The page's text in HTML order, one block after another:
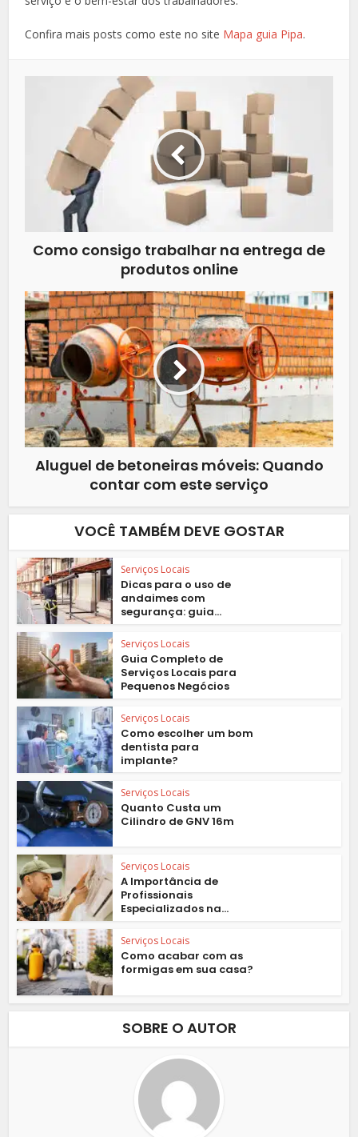
Confira mais posts como este no site Mapa guia Pipa.
Como consigo trabalhar na entrega de
produtos online
Aluguel de betoneiras móveis: Quando
contar com este serviço
VOCÊ TAMBÉM DEVE GOSTAR
Serviços Locais
Dicas para o uso de
andaimes com
segurança: guia...
Serviços Locais
Guia Completo de
Serviços Locais para
Pequenos Negócios
Serviços Locais
Como escolher um bom
dentista para
implante?
Serviços Locais
Quanto Custa um
Cilindro de GNV 16m
Serviços Locais
A Importância de
Profissionais
Especializados na...
Serviços Locais
Como acabar com as
formigas em sua casa?
SOBRE O AUTOR